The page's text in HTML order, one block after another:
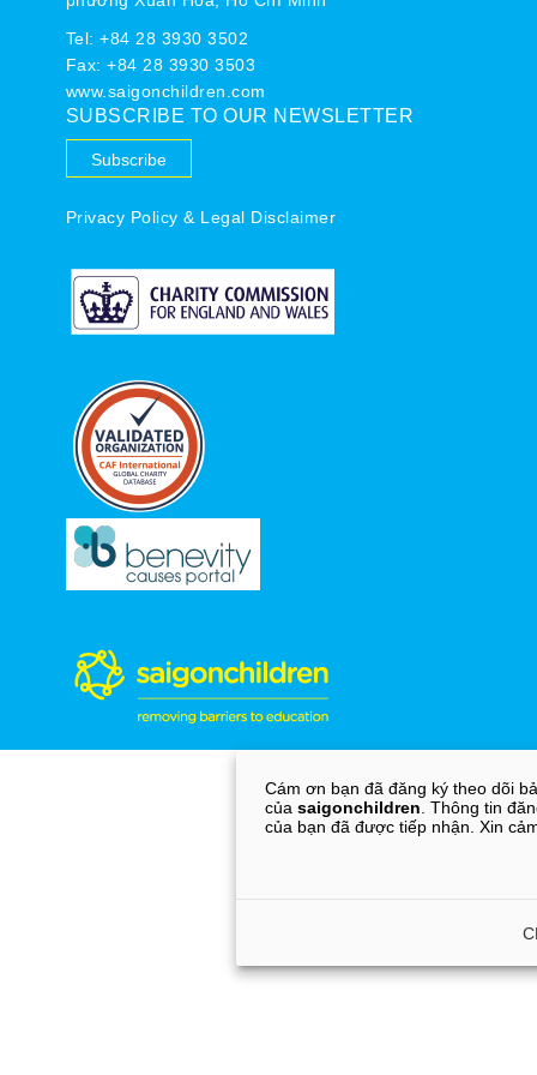
Tel:+84 28 3930 3502
Fax: +84 28 3930 3503
www.saigonchildren.com
SUBSCRIBE TO OUR NEWSLETTER
Subscribe
Privacy Policy & Legal Disclaimer
Cám ơn bạn đã đăng ký theo dõi
của saigonchildren . Thông tin
của bạn đã được tiếp nhận. Xin